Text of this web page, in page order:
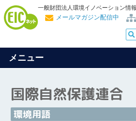
一般財団法人環境イノベーション情
メールマガジン配信中
メニュー
国際自然保護連合
環境用語